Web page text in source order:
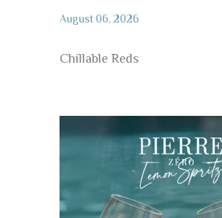
August 06, 2026
Chillable Reds